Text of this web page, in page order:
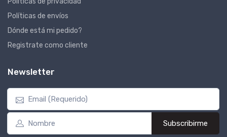
Políticas de envíos
Dónde está mi pedido?
Registrate como cliente
Newsletter
Subscribirme